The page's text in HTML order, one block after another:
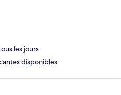
les jours
disponibles